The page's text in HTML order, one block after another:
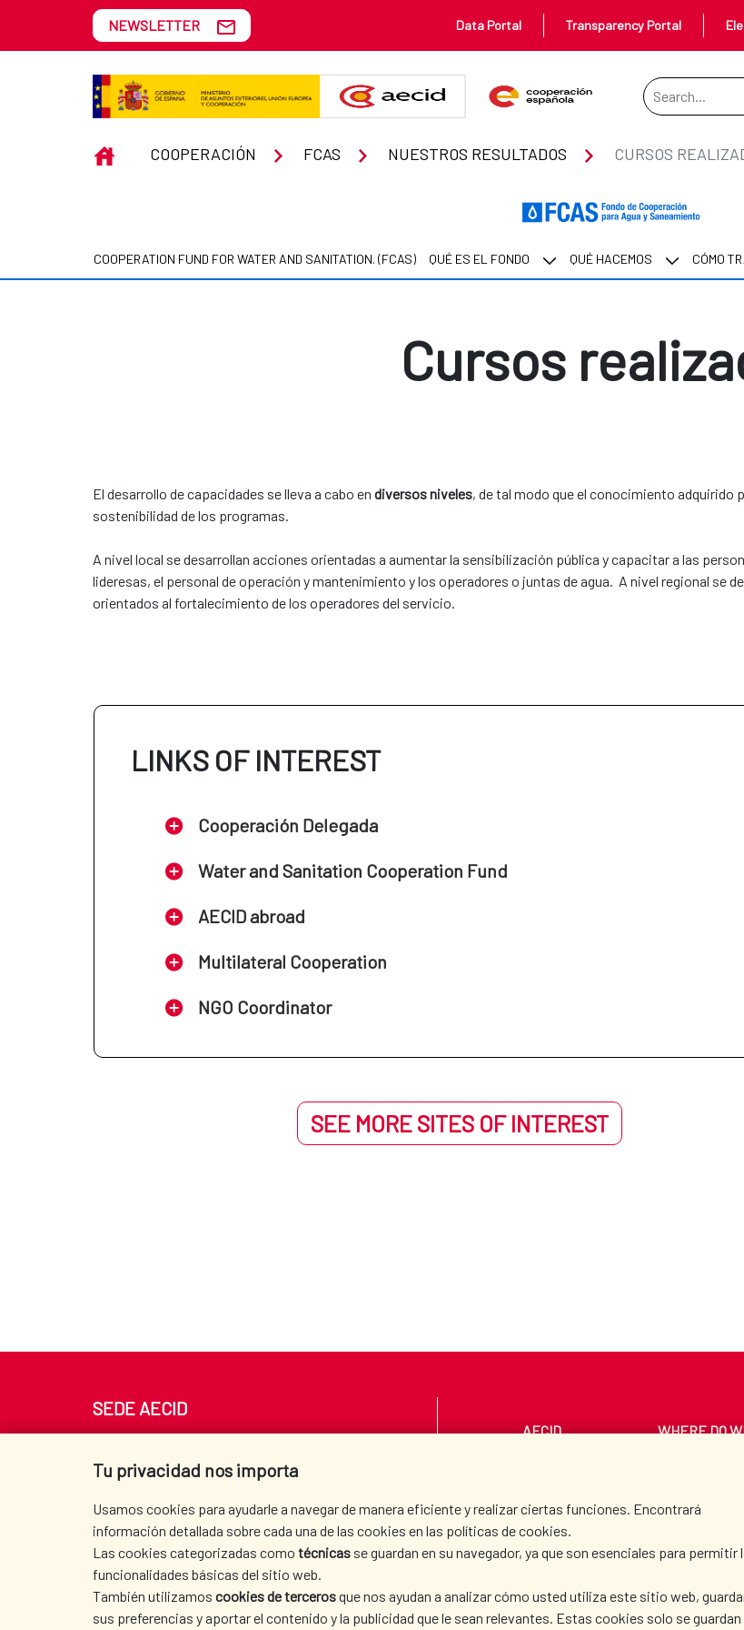
Skip to Main Content
Cursos realizados
NEWSLETTER Data Portal Transparency Portal
Search Bar
INICIOCOOPERACIÓN FCAS NUESTROS RESULTADOS CURSOS
COOPERATION FUND FOR WATER AND SANITATION. (FCAS) QUÉ ES EL FONDO QUÉ HACEMOS CÓMO
Cursos
El desarrollo de capacidades se lleva a cabo en diversos niveles, de tal modo que el conocimiento adquirido
sostenibilidad de los programas.
A nivel local se desarrollan acciones orientadas a aumentar la sensibilización pública y capacitar a las
lideresas, el personal de operación y mantenimiento y los operadores o juntas de agua. A nivel regional se
orientados al fortalecimiento de los operadores del servicio.
LINKS OF INTEREST
Cooperación Delegada
Water and Sanitation Cooperation Fund
AECID abroad
Multilateral Cooperation
NGO Coordinator
SEE MORE SITES OF INTEREST
Tu privacidad nos importa
Usamos cookies para ayudarle a navegar de manera eficiente y realizar ciertas funciones. Encontrará
información detallada sobre cada una de las cookies en las políticas de cookies.
Las cookies categorizadas como técnicas se guardan en su navegador, ya que son esenciales para permitir
funcionalidades básicas del sitio web.
También utilizamos cookies de tercerosque nos ayudan a analizar cómo usted utiliza este sitio web,
sus preferencias y aportar el contenido y la publicidad que le sean relevantes. Estas cookies solo se guardan
SEDE AECID
Tel. +34 900 20 30 54​​​​​​​
AECID WHERE DO
PRESS ROOM CULTURE